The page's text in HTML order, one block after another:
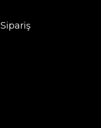
Sipariş